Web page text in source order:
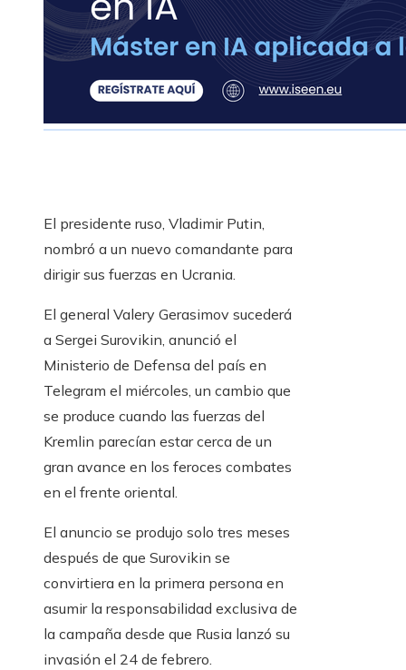
El presidente ruso, Vladimir Putin,
nombró a un nuevo comandante para
dirigir sus fuerzas en Ucrania.
El general Valery Gerasimov sucederá
a Sergei Surovikin, anunció el
Ministerio de Defensa del país en
Telegram el miércoles, un cambio que
se produce cuando las fuerzas del
Kremlin parecían estar cerca de un
gran avance en los feroces combates
en el frente oriental.
El anuncio se produjo solo tres meses
después de que Surovikin se
convirtiera en la primera persona en
asumir la responsabilidad exclusiva de
la campaña desde que Rusia lanzó su
invasión el 24 de febrero.